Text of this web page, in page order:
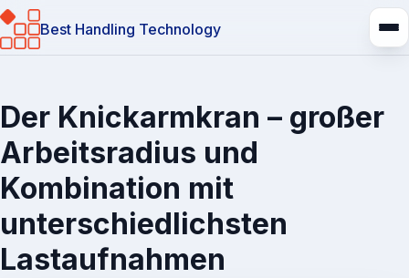
Best Handling Technology
Der Knickarmkran – großer
Arbeitsradius und
Kombination mit
unterschiedlichsten
Lastaufnahmen